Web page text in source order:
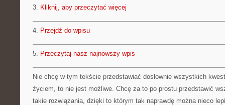
3. Kliknij, aby przeczytać więcej
4. Przejdź do wpisu
5. Przeczytaj nasz najnowszy wpis
Nie chcę w tym tekście przedstawiać dosłownie wszystkich
życiem, to nie jest możliwe. Chcę za to po prostu przedstawić
takie rozwiązania, dzięki to którym tak naprawdę można nieco